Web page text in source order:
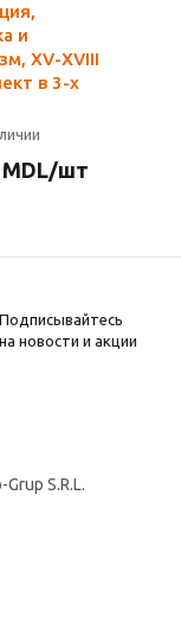
и
XV-XVIII
в 3-х
MDL/шт
Подписывайтесь
на новости и акции
S.R.L.